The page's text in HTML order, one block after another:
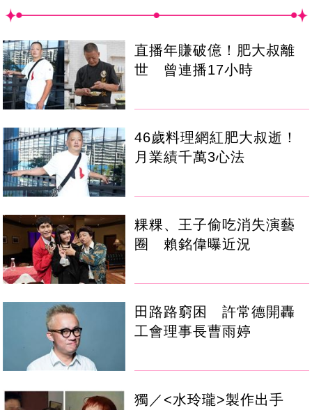
直播年賺破億！肥大叔離
世 曾連播17小時
46歲料理網紅肥大叔逝！
月業績千萬3心法
粿粿、王子偷吃消失演藝
圈 賴銘偉曝近況
田路路窮困 許常德開轟
工會理事長曹雨婷
獨／<水玲瓏>製作出手